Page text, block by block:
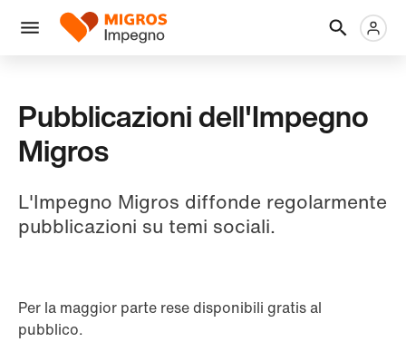
navigazione
Intestazione
Menu
Logo
Pubblicazioni dell'Impegno
Migros
L'Impegno Migros diffonde regolarmente
pubblicazioni su temi sociali.
Per la maggior parte rese disponibili gratis al
pubblico.